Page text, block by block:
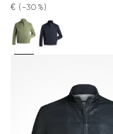
€ (-30%)